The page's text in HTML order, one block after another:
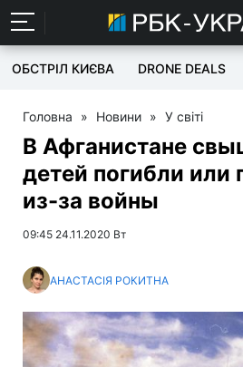
ОБСТРІЛ КИЄВА DRONE DEALS
Головна » Новини » У світі
В Афганистане
детей погибли или
из-за войны
09:45 24.11.2020 Вт
АНАСТАСІЯ РОКИТНА